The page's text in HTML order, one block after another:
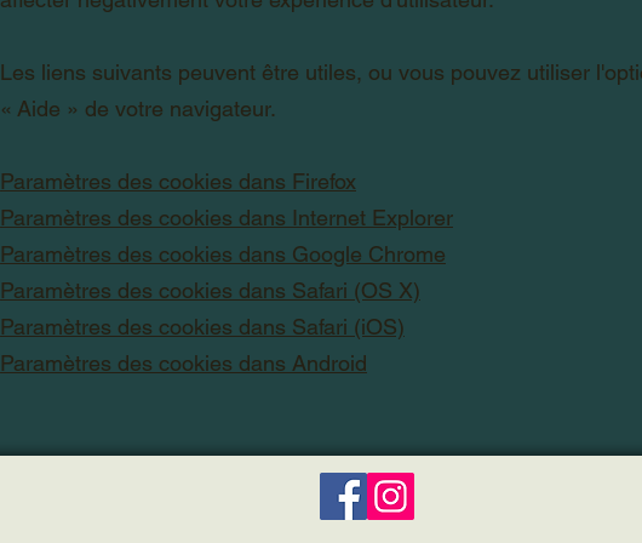
Les liens suivants peuvent être utiles, ou vous pouvez utiliser
« Aide » de votre navigateur.
Paramètres des cookies dans Firefox
Paramètres des cookies dans Internet Explorer
Paramètres des cookies dans Google Chrome
Paramètres des cookies dans Safari (OS X)
Paramètres des cookies dans Safari (iOS)
Paramètres des cookies dans Android